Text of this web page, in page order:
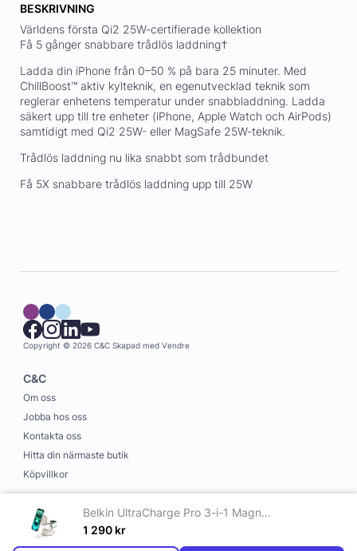
Belkin UltraCharge Pro 3-i-1 Magnetisk Laddningsstation med Qi2 25W Sand
1 290 kr
BESKRIVNING
Världens första Qi2 25W-certifierade kollektion
Få 5 gånger snabbare trådlös laddning†
Ladda din iPhone från 0–50 % på bara 25 minuter. Med
ChillBoost™ aktiv kylteknik, en egenutvecklad teknik som
reglerar enhetens temperatur under snabbladdning. Ladda
säkert upp till tre enheter (iPhone, Apple Watch och AirPods)
samtidigt med Qi2 25W- eller MagSafe 25W-teknik.
Trådlös laddning nu lika snabbt som trådbundet
Få 5X snabbare trådlös laddning upp till 25W
Copyright © 2026 C&C Skapad med Vendre
C&C
Om oss
Jobba hos oss
Kontakta oss
Hitta din närmaste butik
Köpvillkor
Information
Leverans och betalning
Cookies